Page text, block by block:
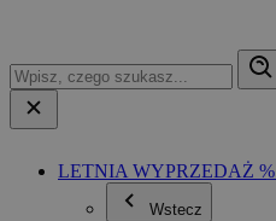
LETNIA WYPRZEDAŻ %
Wstecz